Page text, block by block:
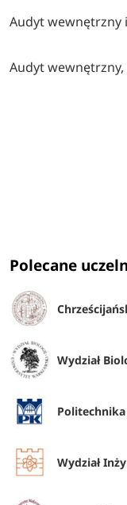
Audyt wewnętrzny
Audyt
Polecane
Chrześcijańska
Wydział
Politechnika
Wydział